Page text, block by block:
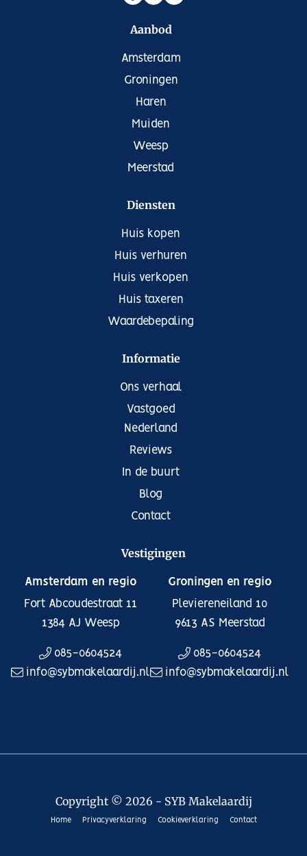
Aanbod
Amsterdam
Groningen
Haren
Muiden
Weesp
Meerstad
Diensten
Huis kopen
Huis verhuren
Huis verkopen
Huis taxeren
Waardebepaling
Informatie
Ons verhaal
Vastgoed
Nederland
Reviews
In de buurt
Blog
Contact
Vestigingen
Amsterdam en regio
Fort Abcoudestraat 11
1384 AJ Weesp
085-0604524
info@sybmakelaardij.nl
Groningen en regio
Pleviereneiland 10
9613 AS Meerstad
085-0604524
info@sybmakelaardij.nl
Copyright © 2026 - SYB Makelaardij
Home Privacyverklaring Cookieverklaring Contact